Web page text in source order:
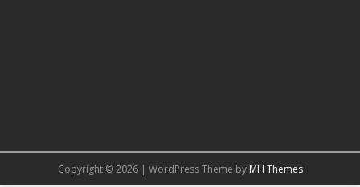
Copyright © 2026 | WordPress Theme by MH Themes